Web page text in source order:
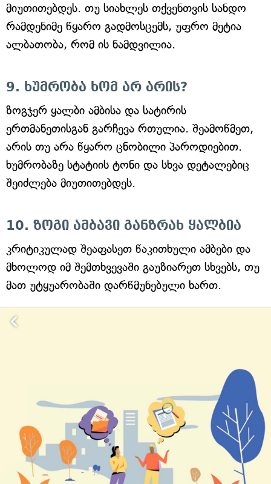
მიუთითებდეს. თუ სიახლეს თქვენთვის სანდო
რამდენიმე წყარო გადმოსცემს, უფრო მეტია
ალბათობა, რომ ის ნამდვილია.
9. ხუმრობა ხომ არ არის?
ზოგჯერ ყალბი ამბისა და სატირის
ერთმანეთისგან გარჩევა რთულია. შეამოწმეთ,
არის თუ არა წყარო ცნობილი პაროდიებით.
ხუმრობაზე სტატიის ტონი და სხვა დეტალებიც
შეიძლება მიუთითებდეს.
10. ზოგი ამბავი განზრახ ყალბია
კრიტიკულად შეაფასეთ წაკითხული ამბები და
მხოლოდ იმ შემთხვევაში გაუზიარეთ სხვებს, თუ
მათ უტყუარობაში დარწმუნებული ხართ.